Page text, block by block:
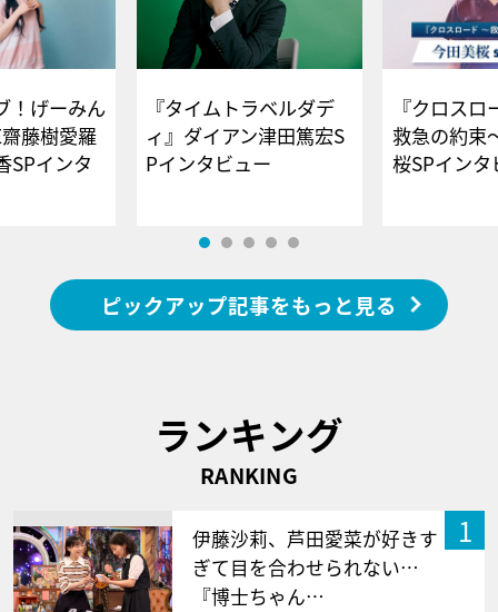
！げーみん
藤樹愛羅
SPインタ
『タイムトラベルダデ
ィ』ダイアン津田篤宏S
Pインタビュー
『クロス
救急の約束
桜SPイ
ピックアップ記事をもっと見る
ランキング
RANKING
1
伊藤沙莉、芦田愛菜が好きす
ぎて目を合わせられない…
『博士ちゃん…